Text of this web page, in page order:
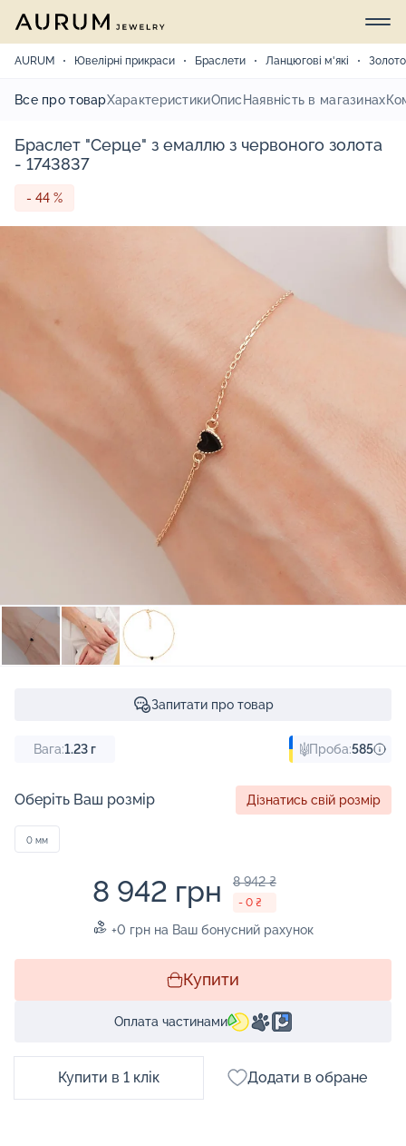
AURUM Ювелірні прикраси Браслети Ланцюгові м'які Золото
Все про товарХарактеристикиОпис Наявність в магазинах
Браслет "Серце" з емаллю з червоного золота
- 1743837
- 44 %
Запитати про товар
Вага:1.23 г Проба:585
Оберіть Ваш розмір Дізнатись свій розмір
0 мм
8 942 грн 8 942 ₴
- 0 ₴
+0 грн на Ваш бонусний рахунок
Купити
Оплата частинами
Купити в 1 клік Додати в обране